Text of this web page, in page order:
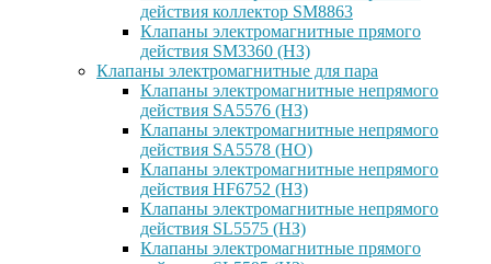
дейcтвия коллектор SM8863
Клапаны электромагнитные прямого
действия SM3360 (НЗ)
Клапаны электромагнитные для пара
Клапаны электромагнитные непрямого
действия SA5576 (НЗ)
Клапаны электромагнитные непрямого
действия SA5578 (НО)
Клапаны электромагнитные непрямого
действия HF6752 (НЗ)
Клапаны электромагнитные непрямого
действия SL5575 (НЗ)
Клапаны электромагнитные прямого